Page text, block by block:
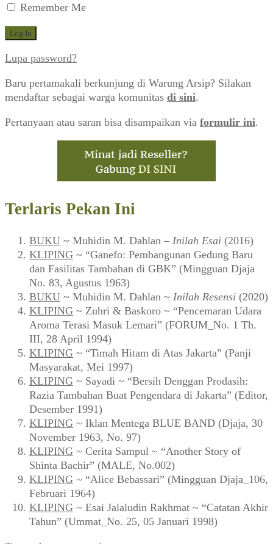
Remember Me
Lupa password?
Baru pertamakali berkunjung di Warung Arsip? Silakan
mendaftar sebagai warga komunitas di sini.
Pertanyaan atau saran bisa disampaikan via formulir ini.
Terlaris Pekan Ini
BUKU ~ Muhidin M. Dahlan – Inilah Esai (2016)
KLIPING ~ “Ganefo: Pembangunan Gedung Baru
dan Fasilitas Tambahan di GBK” (Mingguan Djaja
No. 83, Agustus 1963)
BUKU ~ Muhidin M. Dahlan ~ Inilah Resensi (2020)
KLIPING ~ Zuhri & Baskoro ~ “Pencemaran Udara
Aroma Terasi Masuk Lemari” (FORUM_No. 1 Th.
III, 28 April 1994)
KLIPING ~ “Timah Hitam di Atas Jakarta” (Panji
Masyarakat, Mei 1997)
KLIPING ~ Sayadi ~ “Bersih Denggan Prodasih:
Razia Tambahan Buat Pengendara di Jakarta” (Editor,
Desember 1991)
KLIPING ~ Iklan Mentega BLUE BAND (Djaja, 30
November 1963, No. 97)
KLIPING ~ Cerita Sampul ~ “Another Story of
Shinta Bachir” (MALE, No.002)
KLIPING ~ “Alice Bebassari” (Mingguan Djaja_106,
Februari 1964)
KLIPING ~ Esai Jalaludin Rakhmat ~ “Catatan Akhir
Tahun” (Ummat_No. 25, 05 Januari 1998)